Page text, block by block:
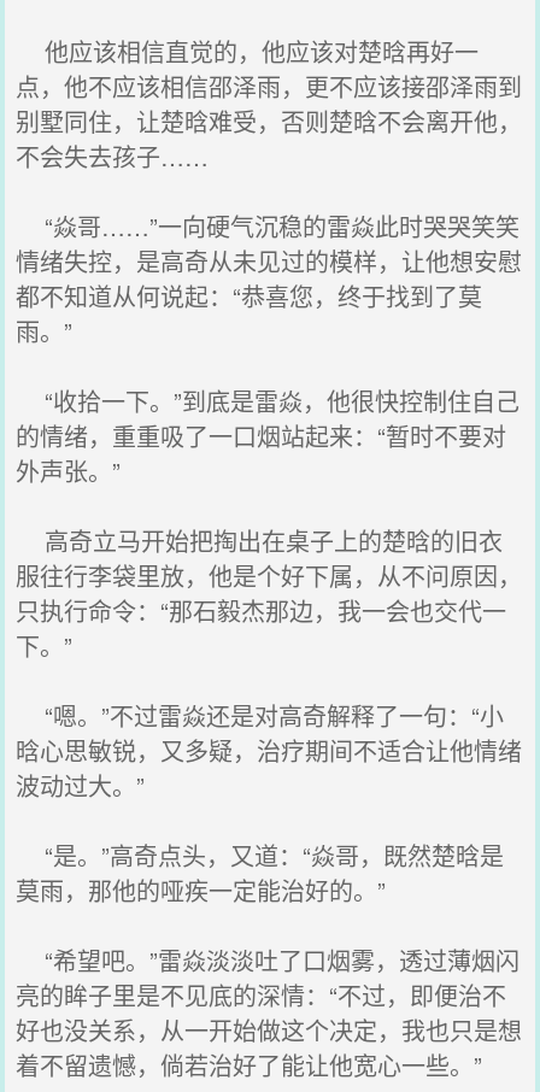
他应该相信直觉的，他应该对楚晗再好一
点，他不应该相信邵泽雨，更不应该接邵泽雨到
别墅同住，让楚晗难受，否则楚晗不会离开他，
不会失去孩子……
“焱哥……”一向硬气沉稳的雷焱此时哭哭笑笑
情绪失控，是高奇从未见过的模样，让他想安慰
都不知道从何说起：“恭喜您，终于找到了莫
雨。”
“收拾一下。”到底是雷焱，他很快控制住自己
的情绪，重重吸了一口烟站起来：“暂时不要对
外声张。”
高奇立马开始把掏出在桌子上的楚晗的旧衣
服往行李袋里放，他是个好下属，从不问原因，
只执行命令：“那石毅杰那边，我一会也交代一
下。”
“嗯。”不过雷焱还是对高奇解释了一句：“小
晗心思敏锐，又多疑，治疗期间不适合让他情绪
波动过大。”
“是。”高奇点头，又道：“焱哥，既然楚晗是
莫雨，那他的哑疾一定能治好的。”
“希望吧。”雷焱淡淡吐了口烟雾，透过薄烟闪
亮的眸子里是不见底的深情：“不过，即便治不
好也没关系，从一开始做这个决定，我也只是想
着不留遗憾，倘若治好了能让他宽心一些。”